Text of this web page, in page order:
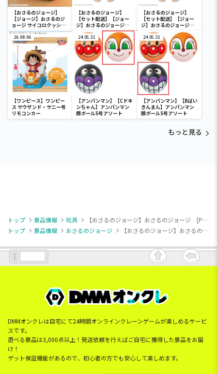
【おさるのジョージ】
【ジョージ】おさるのジ
ョージ サイコロクッショ
ン
【おさるのジョージ】
【セット配送】【ジョー
ジ】おさるのジョージ
[GJ]くったりぬいぐるみ
【おさるのジョージ】
【セット配送】【ジョー
ジ】おさるのジョージ
[GJ]くったりぬいぐるみ
26.08.06
【ワンピース】ワンピー
ス サウザンド・サニー号
リモコンカー
24.05.31
【アンパンマン】【Cドキ
ンちゃん】アンパンマン
顔ボール5号アソート
24.05.31
【アンパンマン】【Bばい
きんまん】アンパンマン
顔ボール5号アソート
もっと見る
トップ 景品情報 玩具
【おさるのジョージ】おさるのジョージ [PM]キッズソフト野球セット
トップ
景品情報 おさるのジョージ 【おさるのジョージ】おさるのジョージ [PM]キッズソフト野球セット
DMMオンクレは自宅にて24時間オンラインクレーンゲームが楽しめるサービ
スです。
遊べる景品は3,000点以上！発送依頼を行えばご自宅に獲得した景品をお届
け！
ゲット保証機能があるので、初心者の方でも安心して楽しめます。